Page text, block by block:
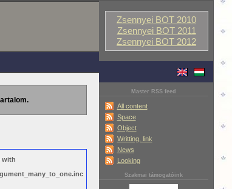
Zsennyei BOT 2010
Zsennyei BOT 2011
Zsennyei BOT 2012
Master RSS feed
All content
Space
Object
Writting, link
News
Looking
Szakmai támogatóink
with